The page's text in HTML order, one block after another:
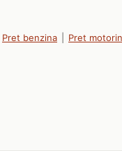
Pret benzina Pret